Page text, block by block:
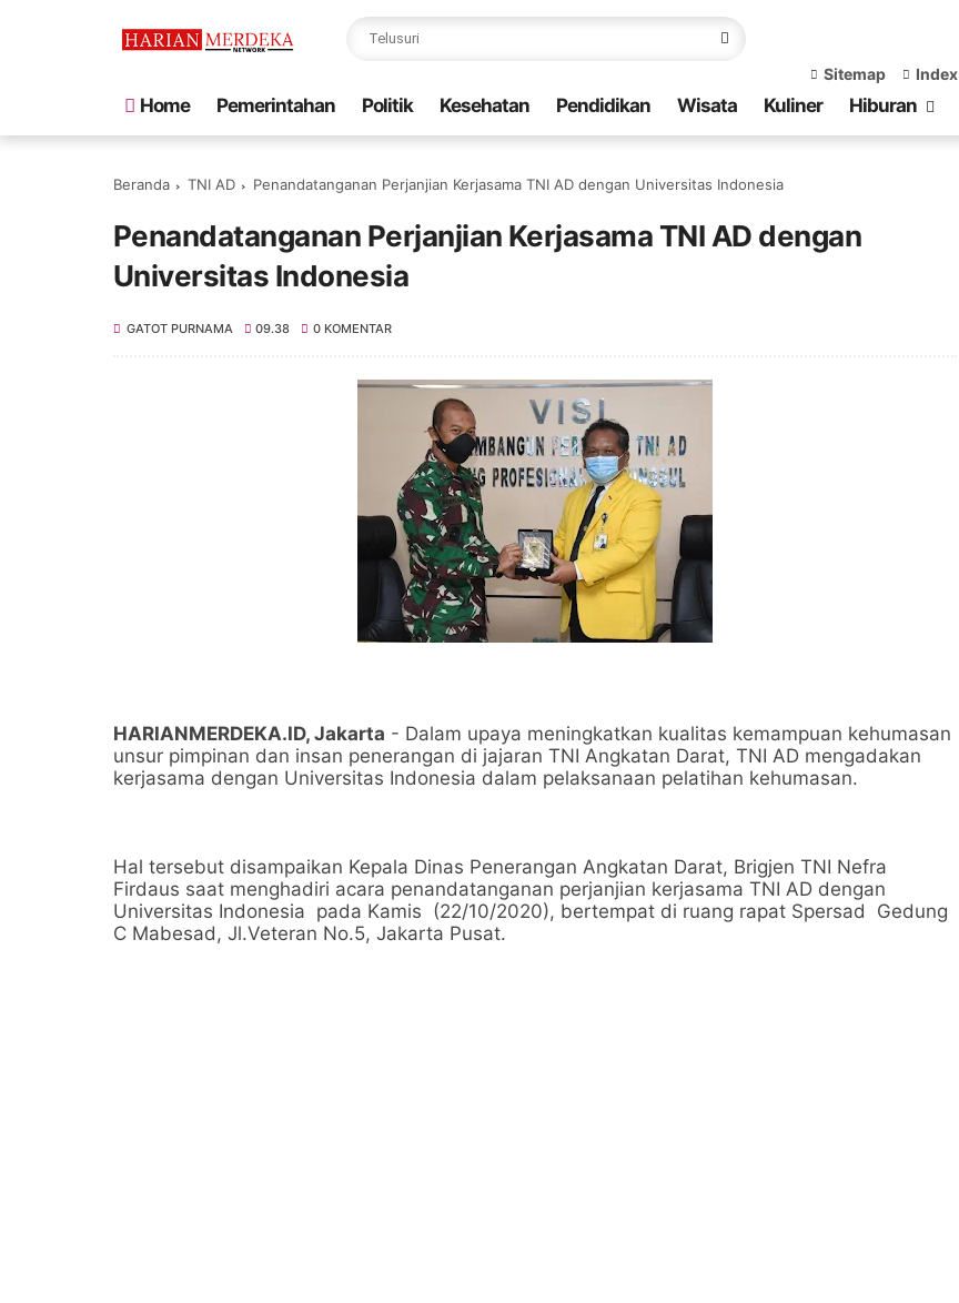
Sitemap Index
Home Pemerintahan Politik Kesehatan Pendidikan Wisata Kuliner Hiburan
Beranda TNI AD Penandatanganan Perjanjian Kerjasama TNI AD dengan Universitas Indonesia
Penandatanganan Perjanjian Kerjasama TNI AD dengan
Universitas Indonesia
GATOT PURNAMA 09.38 0 KOMENTAR
HARIANMERDEKA.ID, Jakarta - Dalam upaya meningkatkan kualitas kemampuan kehumasan
unsur pimpinan dan insan penerangan di jajaran TNI Angkatan Darat, TNI AD mengadakan
kerjasama dengan Universitas Indonesia dalam pelaksanaan pelatihan kehumasan.
Hal tersebut disampaikan Kepala Dinas Penerangan Angkatan Darat, Brigjen TNI Nefra
Firdaus saat menghadiri acara penandatanganan perjanjian kerjasama TNI AD dengan
Universitas Indonesia pada Kamis (22/10/2020), bertempat di ruang rapat Spersad Gedung
C Mabesad, Jl.Veteran No.5, Jakarta Pusat.